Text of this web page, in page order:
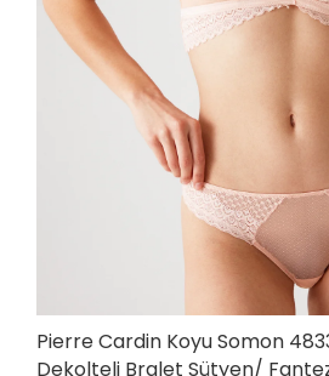
Pierre Cardin Koyu Somon
Dekolteli Bralet Sütyen/